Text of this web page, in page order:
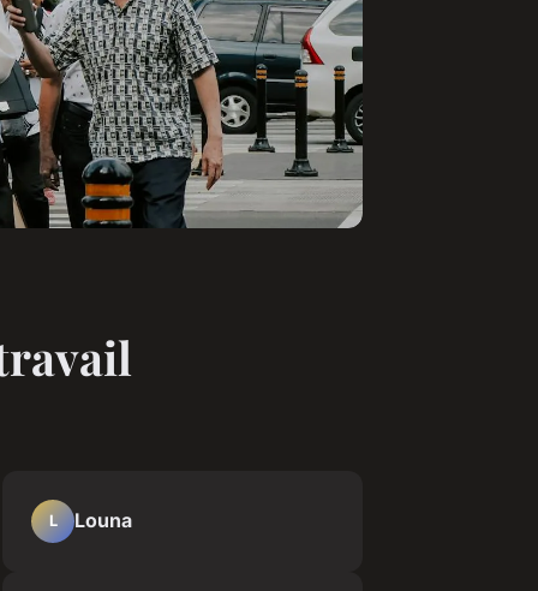
L Louna